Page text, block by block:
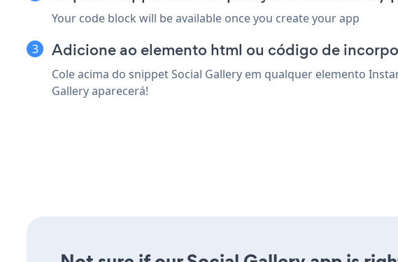
Your code block will be available once you create your app
Adicione ao elemento html ou código de
Cole acima do snippet Social Gallery em qualquer elemento
Gallery aparecerá!